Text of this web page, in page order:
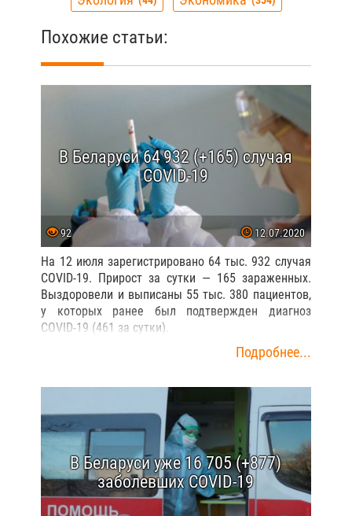
Похожие статьи:
В Беларуси 64 932 (+165) случая
COVID-19
92 12.07.2020
На 12 июля зарегистрировано 64 тыс. 932 случая
COVID-19. Прирост за сутки — 165 зараженных.
Выздоровели и выписаны 55 тыс. 380 пациентов,
у которых ранее был подтвержден диагноз
COVID-19 (461 за сутки).
Подробнее...
В Беларуси уже 16 705 (+877)
заболевших COVID-19